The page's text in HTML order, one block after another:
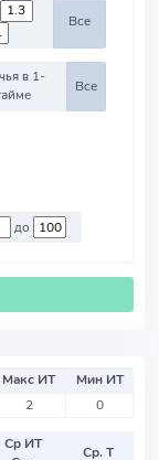
Все
в 1-
Все
до
Макс ИТ
Мин ИТ
2 0
Ср ИТ
Ср. Т